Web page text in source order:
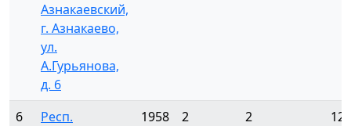
Азнакаевский,
г. Азнакаево,
ул.
А.Гурьянова,
д. 6
6
Респ.
1958 2 2 12